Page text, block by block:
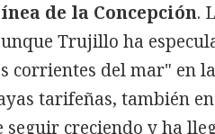
de la Concepción.
Trujillo ha
corrientes del mar" en
tarifeñas, también
creciendo y ha